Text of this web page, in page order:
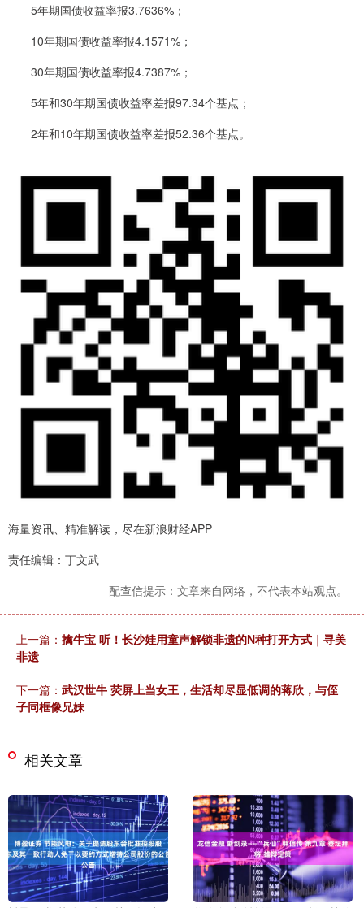
5年期国债收益率报3.7636%；
10年期国债收益率报4.1571%；
30年期国债收益率报4.7387%；
5年和30年期国债收益率差报97.34个基点；
2年和10年期国债收益率差报52.36个基点。
海量资讯、精准解读，尽在新浪财经APP
责任编辑：丁文武
配查信提示：文章来自网络，不代表本站观点。
上一篇： 擒牛宝 听！长沙娃用童声解锁非遗的N种打开方式｜寻美
非遗
下一篇： 武汉世牛 荧屏上当女王，生活却尽显低调的蒋欣，与侄
子同框像兄妹
相关文章